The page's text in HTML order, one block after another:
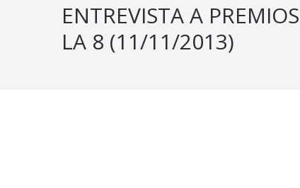
ENTREVISTA A
LA 8 (11/11/2013)